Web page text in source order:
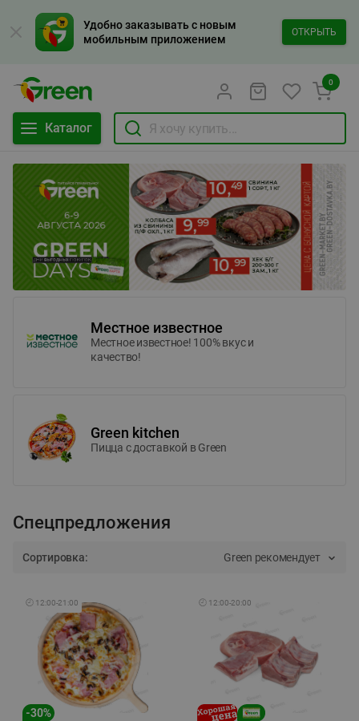
Удобно заказывать с новым
мобильным приложением
ОТКРЫТЬ
Каталог
0
Местное известное
Местное известное! 100% вкус и
качество!
Green kitchen
Пицца c доставкой в Green
Спецпредложения
Сортировка: Green рекомендует
🕘 12:00-21:00
-30%
🕘 12:00-20:00